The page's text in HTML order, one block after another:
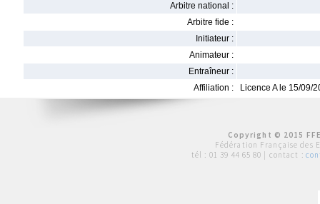
Arbitre national :
Arbitre fide :
Initiateur :
Animateur :
Entraîneur :
Affiliation :
Licence A le 15/09/
Copyright © 2015
Fédération Française des
tél : 01 39 44 65 80 | contact :